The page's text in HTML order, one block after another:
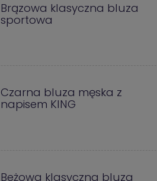
Brązowa klasyczna bluza
sportowa
Czarna bluza męska z
napisem KING
Beżowa klasyczna bluza